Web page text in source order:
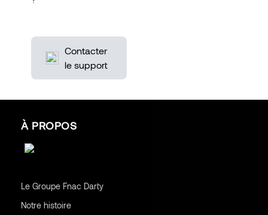
Contacter
le support
À PROPOS
Le Groupe Fnac Darty
Notre histoire